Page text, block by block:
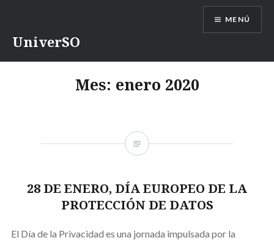
UniverSO
MENÚ
Mes: enero 2020
28 DE ENERO, DÍA EUROPEO DE LA
PROTECCIÓN DE DATOS
El Día de la Privacidad es una jornada impulsada por la